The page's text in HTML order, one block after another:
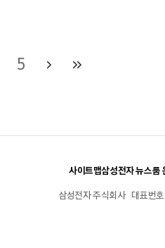
5
사이트맵삼성전자 뉴스룸
삼성전자 주식회사 대표번